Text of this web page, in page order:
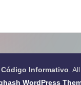
Código Informativo .
WordPress